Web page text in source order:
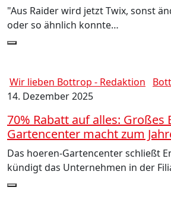
"Aus Raider wird jetzt Twix, sonst
oder so ähnlich konnte…
Wir lieben Bottrop - Redaktion
14. Dezember 2025
70% Rabatt auf alles:
Gartencenter macht zum
Das hoeren-Gartencenter schließt
kündigt das Unternehmen in der